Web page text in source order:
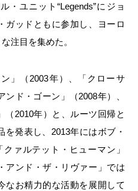
・ユニット“Legends”にジョ
ガッドともに参加し、ヨーロ
注目を集めた。
」（2003年）、「クローサ
ド・ゴーン」（2008年）、
（2010年）と、ルーツ回帰と
発表し、2013年にはボブ・
ァルテット・ヒューマン」
アンド・ザ・リヴァー」では
なお精力的な活動を展開して